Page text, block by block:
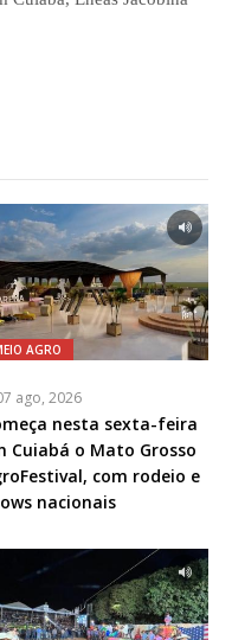
AGRO
ago, 2026
nesta sexta-feira
Cuiabá o Mato Grosso
com rodeio e
nacionais